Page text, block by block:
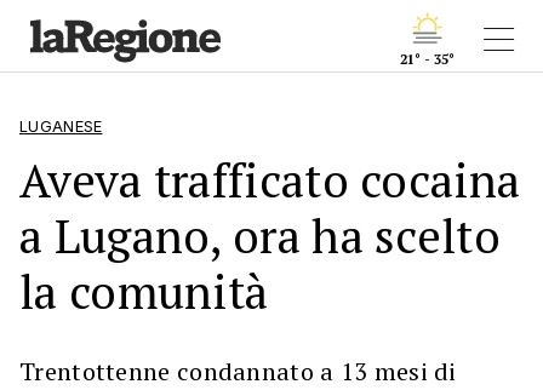
21° - 35°
LUGANESE
Aveva trafficato cocaina
a Lugano, ora ha scelto
la comunità
Trentottenne condannato a 13 mesi di